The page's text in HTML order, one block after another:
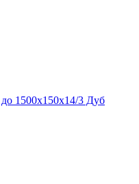
1500х150х14/3 Дуб